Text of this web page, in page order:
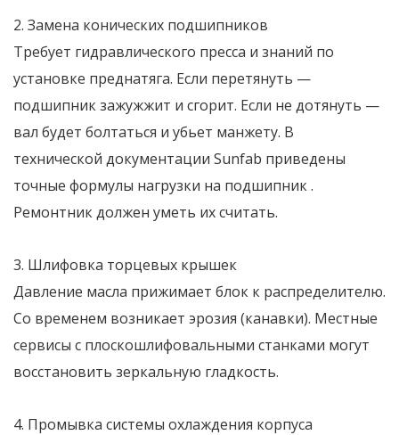
2. Замена конических подшипников
Требует гидравлического пресса и знаний по
установке преднатяга. Если перетянуть —
подшипник зажужжит и сгорит. Если не дотянуть —
вал будет болтаться и убьет манжету. В
технической документации Sunfab приведены
точные формулы нагрузки на подшипник.
Ремонтник должен уметь их считать.
3. Шлифовка торцевых крышек
Давление масла прижимает блок к распределителю.
Со временем возникает эрозия (канавки). Местные
сервисы с плоскошлифовальными станками могут
восстановить зеркальную гладкость.
4. Промывка системы охлаждения корпуса